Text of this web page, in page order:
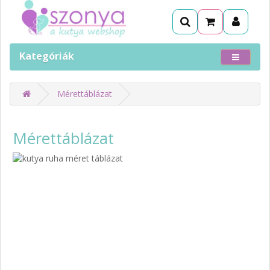
Kategóriák
Mérettáblázat
Mérettáblázat